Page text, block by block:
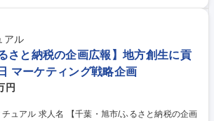
略（CRO/LPO）■サイト運用・保守■経営陣や事
戦略の立案 「作る」ことだけでなく、事業成長
ョンです。自ら課題を発見し、解決に向けて周囲
オンで推進できる実行力をお持ちの方からのご応
業を成長へ導く
アル
さと納税の企画広報】地方創生に貢
マーケティング戦略企画
円
ふるさと納税の企画